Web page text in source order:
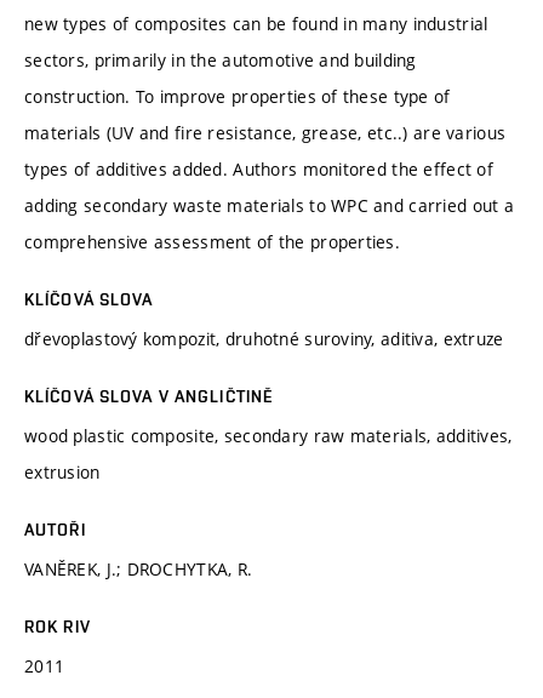
new types of composites can be found in many industrial
sectors, primarily in the automotive and building
construction. To improve properties of these type of
materials (UV and fire resistance, grease, etc..) are various
types of additives added. Authors monitored the effect of
adding secondary waste materials to WPC and carried out a
comprehensive assessment of the properties.
KLÍČOVÁ SLOVA
dřevoplastový kompozit, druhotné suroviny, aditiva, extruze
KLÍČOVÁ SLOVA V ANGLIČTINĚ
wood plastic composite, secondary raw materials, additives,
extrusion
AUTOŘI
VANĚREK, J.; DROCHYTKA, R.
ROK RIV
2011